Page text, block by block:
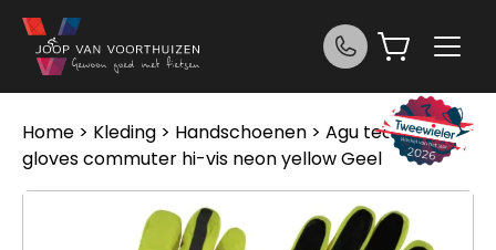
Ga naar de inhoud
Home > Kleding > Handschoenen > Agu tech rain
gloves commuter hi-vis neon yellow Geel